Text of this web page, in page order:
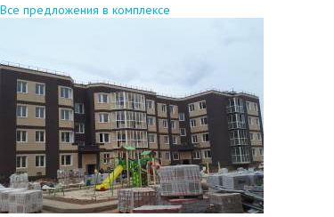
Все предложения в комплексе